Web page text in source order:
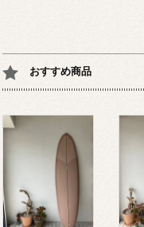
おすすめ商品